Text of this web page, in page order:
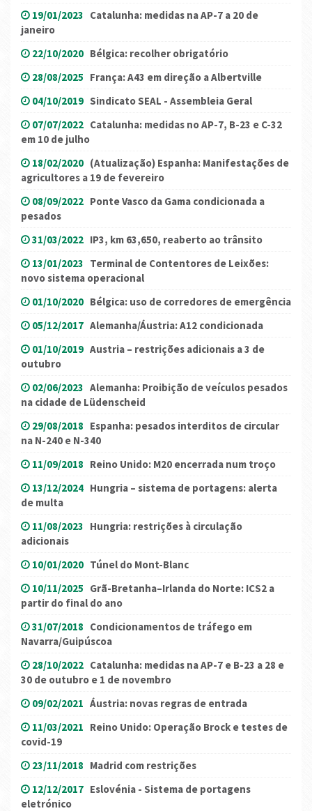
19/01/2023 Catalunha: medidas na AP-7 a 20 de
janeiro
22/10/2020 Bélgica: recolher obrigatório
28/08/2025 França: A43 em direção a Albertville
04/10/2019 Sindicato SEAL - Assembleia Geral
07/07/2022 Catalunha: medidas no AP-7, B-23 e C-32
em 10 de julho
18/02/2020 (Atualização) Espanha: Manifestações de
agricultores a 19 de fevereiro
08/09/2022 Ponte Vasco da Gama condicionada a
pesados
31/03/2022 IP3, km 63,650, reaberto ao trânsito
13/01/2023 Terminal de Contentores de Leixões:
novo sistema operacional
01/10/2020 Bélgica: uso de corredores de emergência
05/12/2017 Alemanha/Áustria: A12 condicionada
01/10/2019 Austria – restrições adicionais a 3 de
outubro
02/06/2023 Alemanha: Proibição de veículos pesados
na cidade de Lüdenscheid
29/08/2018 Espanha: pesados interditos de circular
na N-240 e N-340
11/09/2018 Reino Unido: M20 encerrada num troço
13/12/2024 Hungria – sistema de portagens: alerta
de multa
11/08/2023 Hungria: restrições à circulação
adicionais
10/01/2020 Túnel do Mont-Blanc
10/11/2025 Grã-Bretanha–Irlanda do Norte: ICS2 a
partir do final do ano
31/07/2018 Condicionamentos de tráfego em
Navarra/Guipúscoa
28/10/2022 Catalunha: medidas na AP-7 e B-23 a 28 e
30 de outubro e 1 de novembro
09/02/2021 Áustria: novas regras de entrada
11/03/2021 Reino Unido: Operação Brock e testes de
covid-19
23/11/2018 Madrid com restrições
12/12/2017 Eslovénia - Sistema de portagens
eletrónico